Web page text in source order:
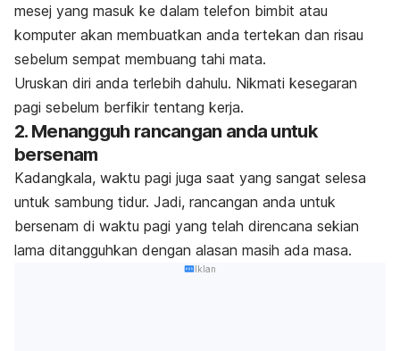
mesej yang masuk ke dalam telefon bimbit atau
komputer akan membuatkan anda tertekan dan risau
sebelum sempat membuang tahi mata.
Uruskan diri anda terlebih dahulu. Nikmati kesegaran
pagi sebelum berfikir tentang kerja.
2. Menangguh rancangan anda untuk
bersenam
Kadangkala, waktu pagi juga saat yang sangat selesa
untuk sambung tidur. Jadi, rancangan anda untuk
bersenam di waktu pagi yang telah direncana sekian
lama ditangguhkan dengan alasan masih ada masa.
Iklan